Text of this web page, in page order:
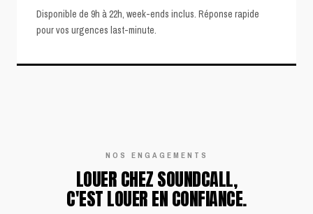
Disponible de 9h à 22h, week-ends inclus. Réponse rapide
pour vos urgences last-minute.
NOS ENGAGEMENTS
LOUER CHEZ SOUNDCALL,
C'EST LOUER EN CONFIANCE.